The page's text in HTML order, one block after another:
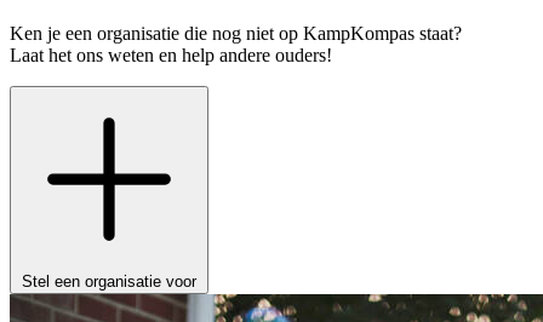
Ken je een organisatie die nog niet op KampKompas staat?
Laat het ons weten en help andere ouders!
Stel een organisatie voor